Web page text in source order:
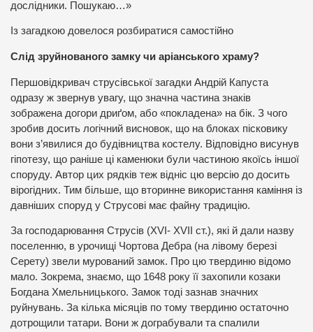
дослідники. Пошукаю…»
Із загадкою довелося розбиратися самостійно
Слід зруйнованого замку чи аріанського храму?
Першовідкривач струсівської загадки Андрій Капуста
одразу ж звернув увагу, що значна частина знаків
зображена догори дриґом, або «покладена» на бік. З чого
зробив досить логічний висновок, що на блоках пісковику
вони з’явилися до будівництва костелу. Відповідно висунув
гіпотезу, що раніше ці каменюки були частиною якоїсь іншої
споруду. Автор цих рядків теж відніс цю версію до досить
вірогідних. Тим більше, що вторинне використання каміння із
давніших споруд у Струсові має файну традицію.
За господарювання Струсів (XVI- XVII ст.), які й дали назву
поселенню, в урочищі Чортова Дебра (на лівому березі
Серету) звели мурований замок. Про цю твердиню відомо
мало. Зокрема, знаємо, що 1648 року її захопили козаки
Богдана Хмельницького. Замок тоді зазнав значних
руйнувань. За кілька місяців по тому твердиню остаточно
дотрощили татари. Вони ж дограбували та спалили